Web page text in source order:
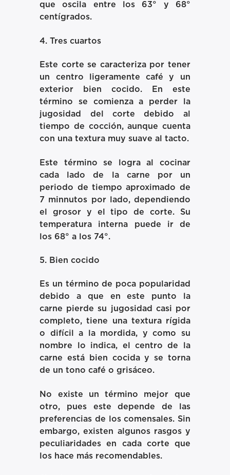
que oscila entre los 63° y 68°
centígrados.
4. Tres cuartos
Este corte se caracteriza por tener
un centro ligeramente café y un
exterior bien cocido. En este
término se comienza a perder la
jugosidad del corte debido al
tiempo de cocción, aunque cuenta
con una textura muy suave al tacto.
Este término se logra al cocinar
cada lado de la carne por un
periodo de tiempo aproximado de
7 minnutos por lado, dependiendo
el grosor y el tipo de corte. Su
temperatura interna puede ir de
los 68° a los 74°.
5. Bien cocido
Es un término de poca popularidad
debido a que en este punto la
carne pierde su jugosidad casi por
completo, tiene una textura rígida
o difícil a la mordida, y como su
nombre lo indica, el centro de la
carne está bien cocida y se torna
de un tono café o grisáceo.
No existe un término mejor que
otro, pues este depende de las
preferencias de los comensales. Sin
embargo, existen algunos rasgos y
peculiaridades en cada corte que
los hace más recomendables.